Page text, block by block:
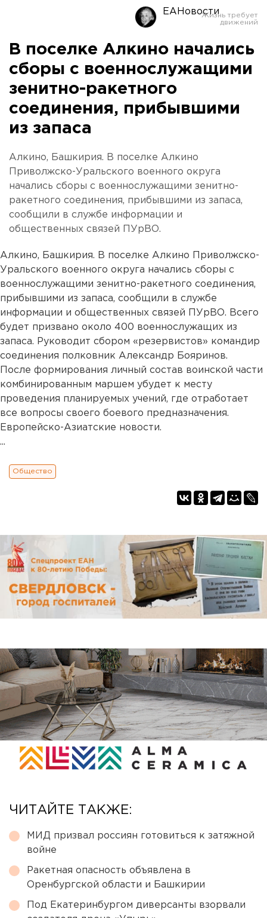
ЕАНовости
В поселке Алкино начались
сборы с военнослужащими
зенитно-ракетного
соединения, прибывшими
из запаса
Алкино, Башкирия. В поселке Алкино
Приволжско-Уральского военного округа
начались сборы с военнослужащими зенитно-
ракетного соединения, прибывшими из запаса,
сообщили в службе информации и
общественных связей ПУрВО.
Алкино, Башкирия. В поселке Алкино Приволжско-
Уральского военного округа начались сборы с
военнослужащими зенитно-ракетного соединения,
прибывшими из запаса, сообщили в службе
информации и общественных связей ПУрВО. Всего
будет призвано около 400 военнослужащих из
запаса. Руководит сбором «резервистов» командир
соединения полковник Александр Бояринов.
После формирования личный состав воинской части
комбинированным маршем убудет к месту
проведения планируемых учений, где отработает
все вопросы своего боевого предназначения.
Европейско-Азиатские новости.
...
Общество
ЧИТАЙТЕ ТАКЖЕ:
МИД призвал россиян готовиться к затяжной
войне
Ракетная опасность объявлена в
Оренбургской области и Башкирии
Под Екатеринбургом диверсанты взорвали